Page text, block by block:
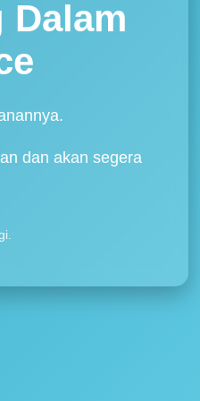
Dalam
dan akan segera